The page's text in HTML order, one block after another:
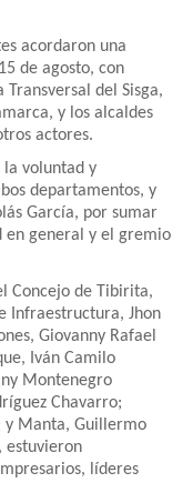
acordaron una
de agosto, con
del Sisga,
y los alcaldes
actores.
voluntad y
departamentos, y
García, por sumar
en general y el gremio
Concejo de Tibirita,
Infraestructura, Jhon
Giovanny Rafael
Iván Camilo
Montenegro
Chavarro;
y Manta, Guillermo
estuvieron
líderes